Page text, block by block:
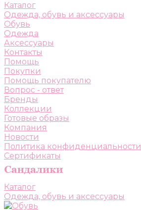
Каталог
Одежда, обувь и аксессуары
Обувь
Одежда
Аксессуары
Контакты
Помощь
Покупки
Помощь покупателю
Вопрос - ответ
Бренды
Коллекции
Готовые образы
Компания
Новости
Политика конфиденциальности
Сертификаты
Каталог
Одежда, обувь и аксессуары